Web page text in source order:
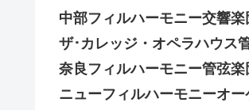
中部フィルハーモニー交響楽
ザ･カレッジ・オペラハウス
奈良フィルハーモニー管弦楽
ニューフィルハーモニーオ